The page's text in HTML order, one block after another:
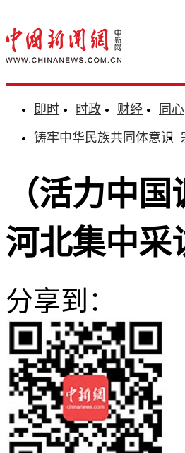
即时 时政 财经 同心
铸牢中华民族共同体意识
（活力中
河北集中采
分享到：